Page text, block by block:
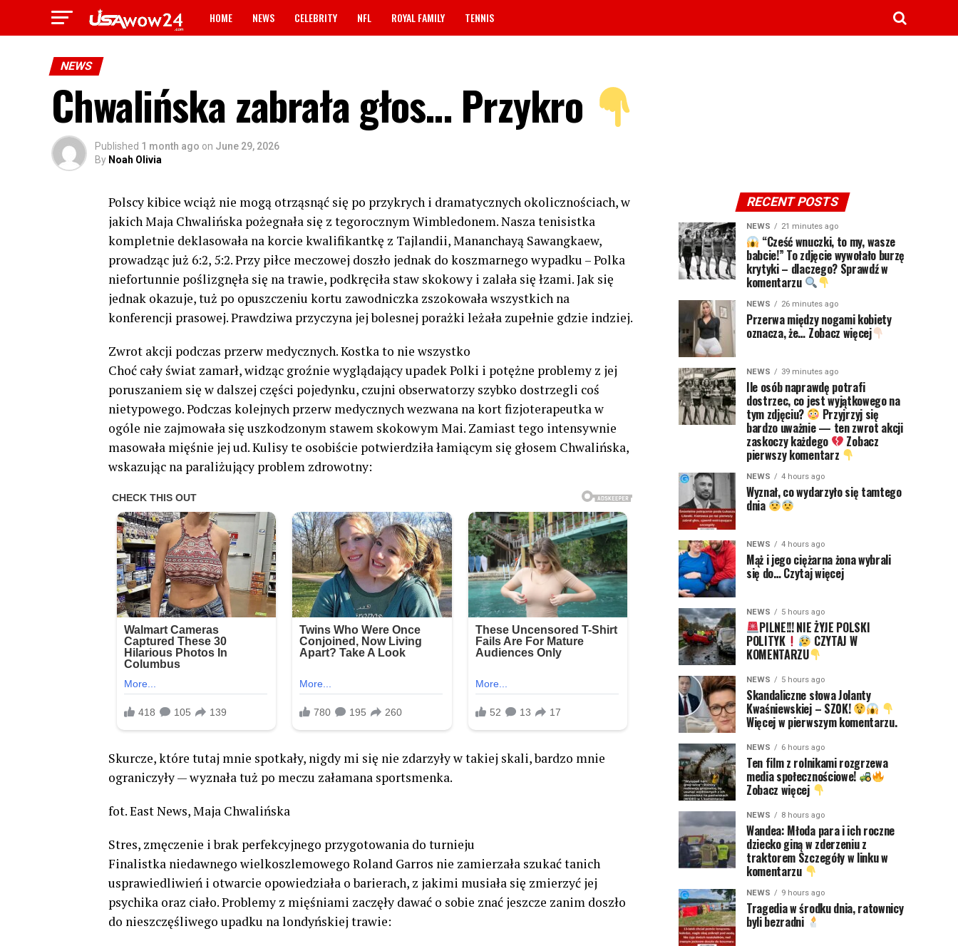
HOME NEWS CELEBRITY NFL ROYAL FAMILY TENNIS
NEWS
Chwalińska zabrała głos… Przykro
Published 1 month ago on June 29, 2026
By Noah Olivia
Polscy kibice wciąż nie mogą otrząsnąć się po przykrych i dramatycznych okolicznościach, w
jakich Maja Chwalińska pożegnała się z tegorocznym Wimbledonem. Nasza tenisistka
kompletnie deklasowała na korcie kwalifikantkę z Tajlandii, Mananchayą Sawangkaew,
prowadząc już 6:2, 5:2. Przy piłce meczowej doszło jednak do koszmarnego wypadku – Polka
niefortunnie poślizgnęła się na trawie, podkręciła staw skokowy i zalała się łzami. Jak się
jednak okazuje, tuż po opuszczeniu kortu zawodniczka zszokowała wszystkich na
konferencji prasowej. Prawdziwa przyczyna jej bolesnej porażki leżała zupełnie gdzie indziej.
Zwrot akcji podczas przerw medycznych. Kostka to nie wszystko
Choć cały świat zamarł, widząc groźnie wyglądający upadek Polki i potężne problemy z jej
poruszaniem się w dalszej części pojedynku, czujni obserwatorzy szybko dostrzegli coś
nietypowego. Podczas kolejnych przerw medycznych wezwana na kort fizjoterapeutka w
ogóle nie zajmowała się uszkodzonym stawem skokowym Mai. Zamiast tego intensywnie
masowała mięśnie jej ud. Kulisy te osobiście potwierdziła łamiącym się głosem Chwalińska,
wskazując na paraliżujący problem zdrowotny:
Skurcze, które tutaj mnie spotkały, nigdy mi się nie zdarzyły w takiej skali, bardzo mnie
ograniczyły — wyznała tuż po meczu załamana sportsmenka.
fot. East News, Maja Chwalińska
Stres, zmęczenie i brak perfekcyjnego przygotowania do turnieju
Finalistka niedawnego wielkoszlemowego Roland Garros nie zamierzała szukać tanich
usprawiedliwień i otwarcie opowiedziała o barierach, z jakimi musiała się zmierzyć jej
psychika oraz ciało. Problemy z mięśniami zaczęły dawać o sobie znać jeszcze zanim doszło
do nieszczęśliwego upadku na londyńskiej trawie:
RECENT POSTS
NEWS 21 minutes ago
“Cześć wnuczki, to my, wasze
babcie!” To zdjęcie wywołało burzę
krytyki – dlaczego? Sprawdź w
komentarzu
NEWS 26 minutes ago
Przerwa między nogami kobiety
oznacza, że… Zobacz więcej
NEWS 39 minutes ago
Ile osób naprawdę potrafi
dostrzec, co jest wyjątkowego na
tym zdjęciu? Przyjrzyj się
bardzo uważnie — ten zwrot akcji
zaskoczy każdego Zobacz
pierwszy komentarz
NEWS 4 hours ago
Wyznał, co wydarzyło się tamtego
dnia
NEWS 4 hours ago
Mąż i jego ciężarna żona wybrali
się do… Czytaj więcej
NEWS 5 hours ago
PILNE!!! NIE ŻYJE POLSKI
POLITYK CZYTAJ W
KOMENTARZU
NEWS 5 hours ago
Skandaliczne słowa Jolanty
Kwaśniewskiej – SZ0K!
Więcej w pierwszym komentarzu.
NEWS 6 hours ago
Ten film z rolnikami rozgrzewa
media społecznościowe!
Zobacz więcej
NEWS 8 hours ago
Wandea: Młoda para i ich roczne
dziecko giną w zderzeniu z
traktorem Szczegóły w linku w
komentarzu
NEWS 9 hours ago
Tragedia w środku dnia, ratownicy
byli bezradni